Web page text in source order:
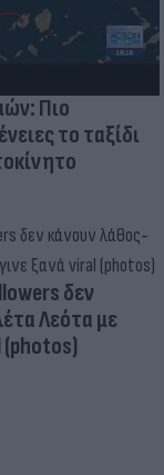
Πιο
το ταξίδι
δεν
Λεότα με
(photos)